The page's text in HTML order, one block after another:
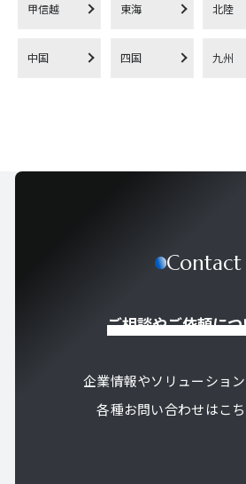
甲信越 東海 北陸
中国 四国 九州
Contact
ご相談やご依頼につ
企業情報やソリューション
各種お問い合わせはこち